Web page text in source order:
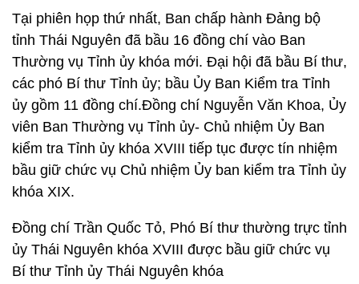
Tại phiên họp thứ nhất, Ban chấp hành Đảng bộ
tỉnh Thái Nguyên đã bầu 16 đồng chí vào Ban
Thường vụ Tỉnh ủy khóa mới. Đại hội đã bầu Bí thư,
các phó Bí thư Tỉnh ủy; bầu Ủy Ban Kiểm tra Tỉnh
ủy gồm 11 đồng chí.Đồng chí Nguyễn Văn Khoa, Ủy
viên Ban Thường vụ Tỉnh ủy- Chủ nhiệm Ủy Ban
kiểm tra Tỉnh ủy khóa XVIII tiếp tục được tín nhiệm
bầu giữ chức vụ Chủ nhiệm Ủy ban kiểm tra Tỉnh ủy
khóa XIX.
Đồng chí Trần Quốc Tỏ, Phó Bí thư thường trực tỉnh
ủy Thái Nguyên khóa XVIII được bầu giữ chức vụ
Bí thư Tỉnh ủy Thái Nguyên khóa